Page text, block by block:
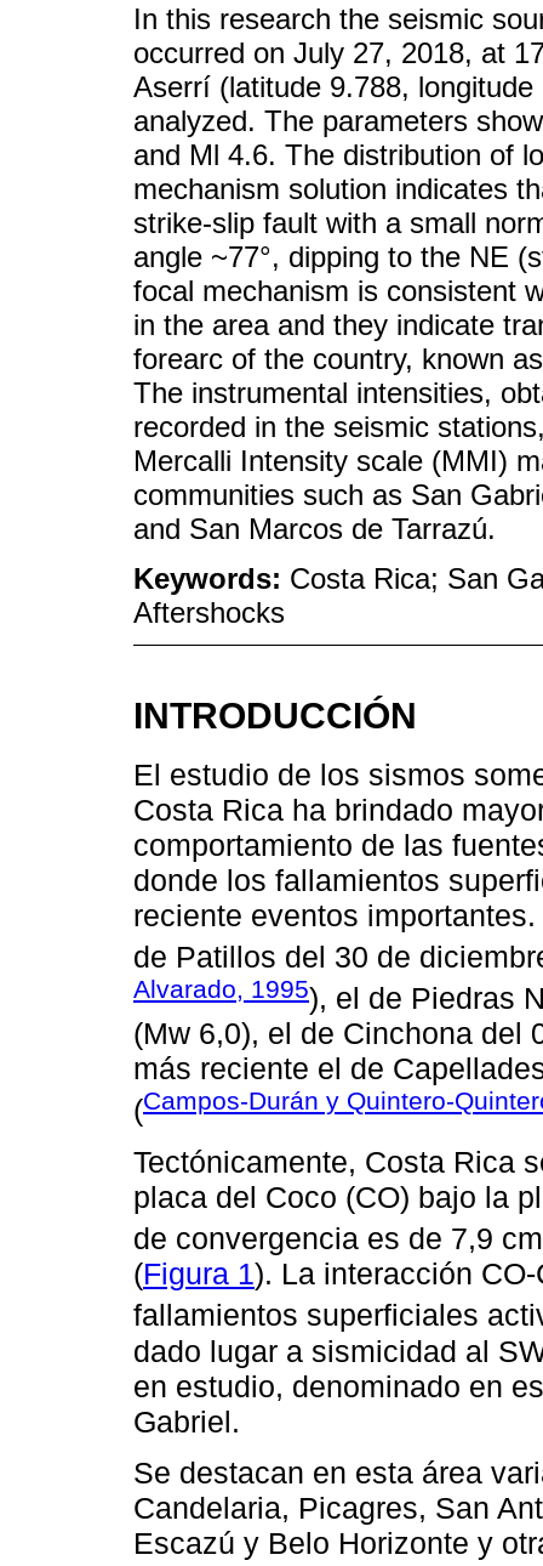
In this research the seismic
occurred on July 27, 2018, at
Aserrí (latitude 9.788,
analyzed. The parameters
and Ml 4.6. The distribution of
mechanism solution indicates
strike-slip fault with a small
angle ~77°, dipping to the NE
focal mechanism is consistent
in the area and they indicate
forearc of the country, known
The instrumental intensities,
recorded in the seismic
Mercalli Intensity scale (MMI)
communities such as San
and San Marcos de Tarrazú.
Keywords: Costa Rica; San
Aftershocks
INTRODUCCIÓN
El estudio de los sismos
Costa Rica ha brindado
comportamiento de las
donde los fallamientos
reciente eventos
de Patillos del 30 de
Alvarado, 1995), el de Piedras
(Mw 6,0), el de Cinchona del
más reciente el de
(Campos-Durán y Quintero-
Tectónicamente, Costa Rica
placa del Coco (CO) bajo la
de convergencia es de 7,9
(Figura 1). La interacción
fallamientos superficiales
dado lugar a sismicidad al
en estudio, denominado en
Gabriel.
Se destacan en esta área
Candelaria, Picagres, San
Escazú y Belo Horizonte y